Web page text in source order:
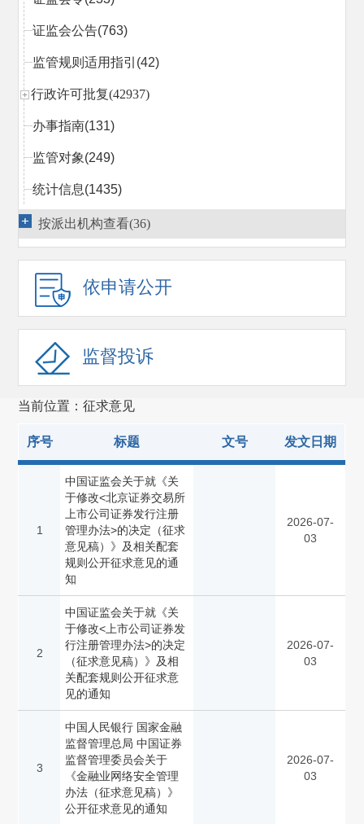
证监会公告(763)
监管规则适用指引 (42)
行政许可批复(42937)
办事指南(131)
监管对象(249)
统计信息(1435)
行政处罚决定(2022)
行政执法当事人承诺(14)
行政复议(1540)
监管措施(814)
发审会公告(4994)
重组委公告 (1831)
规划报告(1)
非行政许可事项(114)
其他(1124)
征求意见(378)
全国人大建议和政协提案复文 (301)
招标公告(2)
其他(437)
备案管理(653)
按派出机构查看(36)
依申请公开
监督投诉
当前位置：征求意见
序号 标题 文号 发文日期
1
中国证监会关于就《关
于修改<北京证券交易所
上市公司证券发行注册
管理办法>的决定（征求
意见稿）》及相关配套
规则公开征求意见的通
知
2026-07-
03
2
中国证监会关于就《关
于修改<上市公司证券发
行注册管理办法>的决定
（征求意见稿）》及相
关配套规则公开征求意
见的通知
2026-07-
03
3
中国人民银行 国家金融
监督管理总局 中国证券
监督管理委员会关于
《金融业网络安全管理
办法（征求意见稿）》
公开征求意见的通知
2026-07-
03